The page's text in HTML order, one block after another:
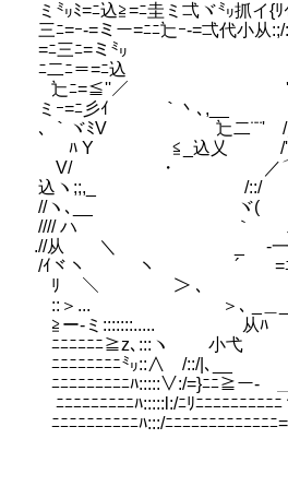
ミ㍉ﾐ=ﾆ込≧=ﾆ圭ミ弌ヾ㍉抓イ{ﾘ
三ﾆ=ｰ-=ミー=ﾆﾆ辷ｰ-=弌代小从:;/
=ﾆ三ﾆ=ミ㍉ ｀
ﾆ二ﾆ＝=ﾆ込
辷ﾆ=≦''／ ',
ミｰ=ﾆ彡ｲ ｀丶､,__
､ ｀ヾﾐV 辷二¨¨' /／イ
ﾊ Y ≦_込乂 /'′
V/ ・ ／⌒ ', l 遠
込ヽ;;,_ /
//ヽ､__ ヾ
//// ハ ｀ 二
.//从 ＼ _ -一
/ｲヾヽ ヽ ´ =ﾆ
ﾘ ＼ ＞ ､
::＞... ＞､ _＿_
≧ー-ミ:::::::..... 从ﾊ
ﾆﾆﾆﾆﾆﾆ≧z､:::ヽ 小弋
ﾆﾆﾆﾆﾆﾆﾆﾆ㍉::∧ /::/|
ﾆﾆﾆﾆﾆﾆﾆﾆﾆﾊ:::::∨:/=}ﾆﾆ≧
ﾆﾆﾆﾆﾆﾆﾆﾆﾆﾊ:::::l:/ﾆﾘﾆﾆﾆﾆﾆ
ﾆﾆﾆﾆﾆﾆﾆﾆﾆﾆﾊ:::/ﾆﾆﾆﾆﾆﾆﾆﾆ